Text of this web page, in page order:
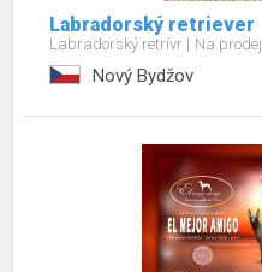
Labradorský retriever
Labradorský retrívr Na prodej
Nový Bydžov